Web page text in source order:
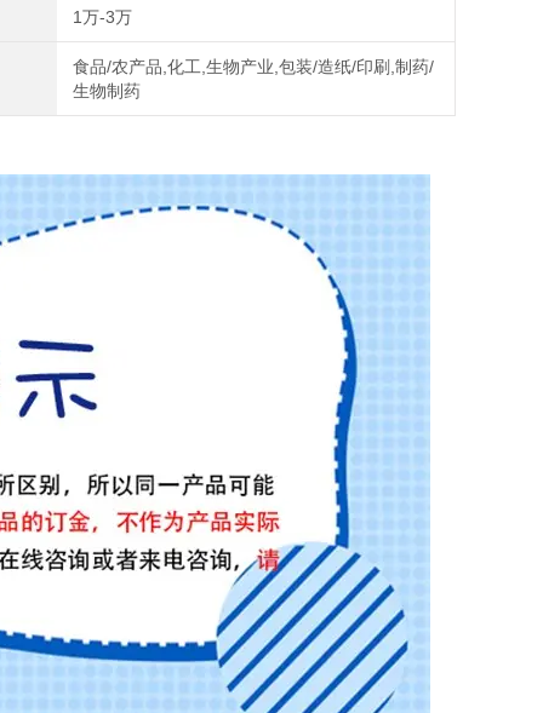
1万-3万
食品/农产品,化工,生物产业,包装/造纸/印刷,制药/
生物制药